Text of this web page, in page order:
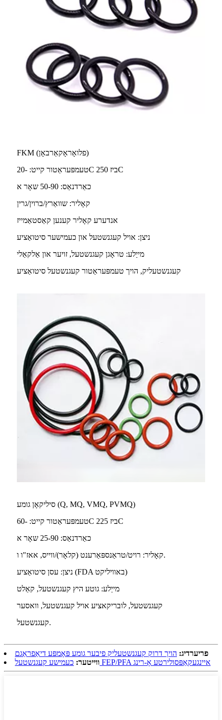
FKM (פלואָראָקאַרבאָן)
טעמפּעראַטור קייט: -20C ביז 250C
כאַרדנאַס: 50-90 שאָר א
קאָליר: שוואַרץ/ברוין/גרין
אנדערע קאָליר קענען קאַסטאַמייז
ניצן: אויל קעגנשטעל און כעמישער סיטואַציע
מייַלע: טראָגן קעגנשטעל, זויער און אַלקאַלי
קעגנשטעליק, הויך טעמפּעראַטור קעגנשטעל סיטואַציע
סיליקאָן גומע (Q, MQ, VMQ, PVMQ)
טעמפּעראַטור קייט: -60C ביז 225C
כאַרדנאַס: 25-90 שאָר א
קאָליר: רויט/טראַנספּאַרענט (קלאָר)/ווייס, אאז"ו ו.
ניצן: עסן סיטואַציע (FDA באוויליקט)
מייַלע: גוטע היץ קעגנשטעל, קאַלט
קעגנשטעל, לובריקאציע אויל קעגנשטעל, וואסער
קעגנשטעל.
פריערדיג: הויך דרוק קעגנשטעליק פיבער גומע פּאָמפּע דיאַפראַגם
ווייטער:
כעמישע קעגנשטעל FEP/PFA איינגעקאַפּסולירטע אָ-רינג